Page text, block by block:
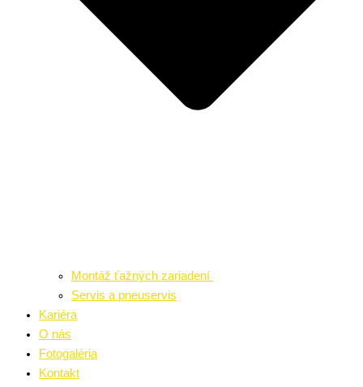
Montáž ťažných zariadení
Servis a pneuservis
Kariéra
O nás
Fotogaléria
Kontakt